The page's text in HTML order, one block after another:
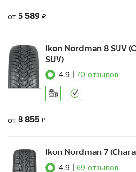
от 5 589 ₽
Ikon Nordman 8 SUV
SUV)
4.9 70 отзывов
от 8 855 ₽
Ikon Nordman 7
4.9 69 отзывов